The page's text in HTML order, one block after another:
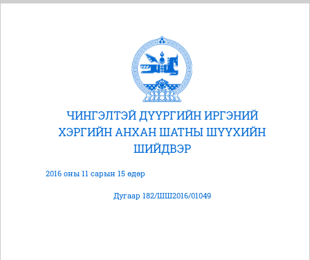
ЧИНГЭЛТЭЙ ДҮҮРГИЙН ИРГЭНИЙ
ХЭРГИЙН АНХАН ШАТНЫ ШҮҮХИЙН
ШИЙДВЭР
2016 оны 11 сарын 15 өдөр
Дугаар 182/ШШ2016/01049